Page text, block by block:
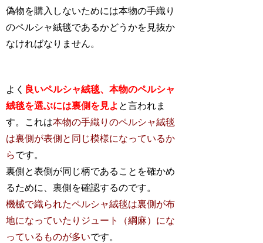
偽物を購入しないためには本物の手織り
のペルシャ絨毯であるかどうかを見抜か
なければなりません。
よく 良いペルシャ絨毯、本物のペルシャ
絨毯を選ぶには裏側を見よ と言われま
す。これは本物の手織りのペルシャ絨毯
は裏側が表側と同じ模様になっているか
らです。
裏側と表側が同じ柄であることを確かめ
るために、裏側を確認するのです。
機械で織られたペルシャ絨毯は裏側が布
地になっていたりジュート（綱麻）にな
っているものが多いです。